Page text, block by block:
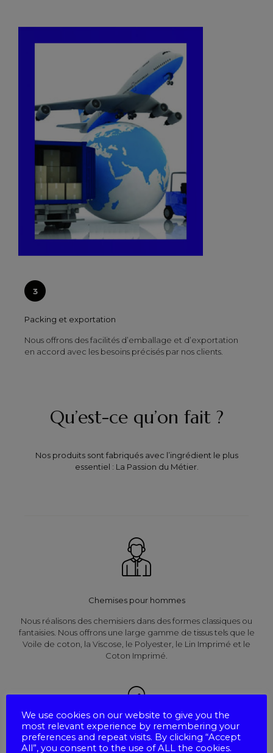
Packing et exportation
Nous offrons des facilités d’emballage et d’exportation
en accord avec les besoins précisés par nos clients.
Qu’est-ce qu’on fait ?
Nos produits sont fabriqués avec l’ingrédient le plus
essentiel : La Passion du Métier.
Chemises pour hommes
Nous réalisons des chemisiers dans des formes classiques ou
fantaisies. Nous offrons une large gamme de tissus tels que le
Voile de coton, la Viscose, le Polyester, le Lin Imprimé et le
Coton Imprimé.
Chemises pour femmes
We use cookies on our website to give you the
most relevant experience by remembering your
preferences and repeat visits. By clicking “Accept
All”, you consent to the use of ALL the cookies.